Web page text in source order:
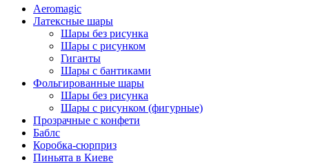
Aeromagic
Латексные шары
Шары без рисунка
Шары с рисунком
Гиганты
Шары с бантиками
Фольгированные шары
Шары без рисунка
Шары с рисунком (фигурные)
Прозрачные с конфети
Баблс
Коробка-сюрприз
Пиньята в Киеве